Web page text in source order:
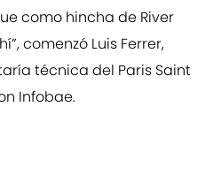
como hincha de River
comenzó Luis Ferrer,
técnica del Paris Saint
Infobae.